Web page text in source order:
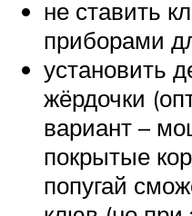
не ставить
приборами
установить
жёрдочки
вариант –
покрытые
попугай